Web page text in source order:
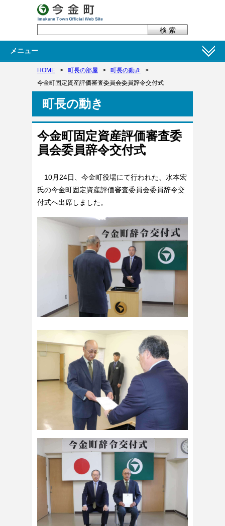
メニュー
HOME > 町長の部屋 > 町長の動き
>
今金町固定資産評価審査委員会委員辞令交付式
町長の動き
今金町固定資産評価審査委
員会委員辞令交付式
10月24日、今金町役場にて行われた、水本宏
氏の今金町固定資産評価審査委員会委員辞令交
付式へ出席しました。